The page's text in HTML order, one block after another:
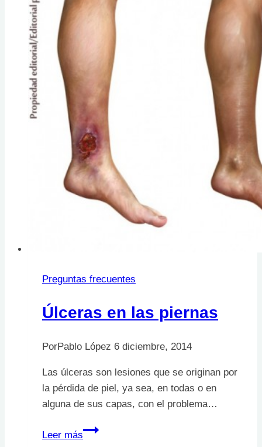
Preguntas frecuentes
Úlceras en las piernas
PorPablo López 6 diciembre, 2014
Las úlceras son lesiones que se originan por
la pérdida de piel, ya sea, en todas o en
alguna de sus capas, con el problema…
Leer más
Úlceras